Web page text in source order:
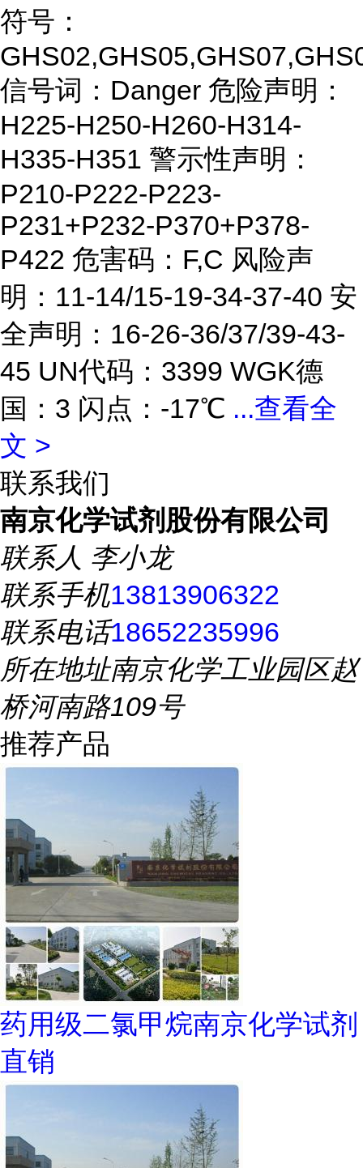
符号：
信号词：Danger 危险声明：
H225-H250-H260-H314-
H335-H351 警示性声明：
P210-P222-P223-
P231+P232-P370+P378-
P422 危害码：F,C 风险声
明：11-14/15-19-34-37-40 安
全声明：16-26-36/37/39-43-
45 UN代码：3399 WGK德
国：3 闪点：-17℃ ...查看全
文 >
联系我们
南京化学试剂股份有限公司
联系人 李小龙
联系手机13813906322
联系电话18652235996
所在地址南京化学工业园区赵
桥河南路109号
推荐产品
药用级二氯甲烷南京化学试剂
直销